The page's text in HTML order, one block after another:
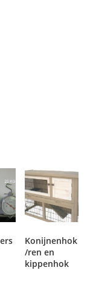
Konijnenhok
/ren en
kippenhok